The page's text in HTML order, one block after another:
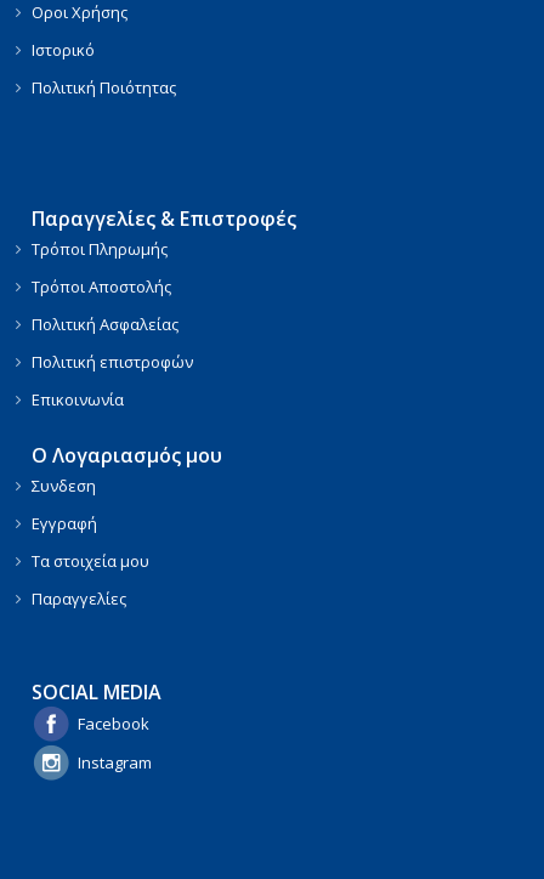
Οροι Χρήσης
Ιστορικό
Πολιτική Ποιότητας
Παραγγελίες & Επιστροφές
Τρόποι Πληρωμής
Τρόποι Αποστολής
Πολιτική Ασφαλείας
Πολιτική επιστροφών
Επικοινωνία
Ο Λογαριασμός μου
Συνδεση
Εγγραφή
Τα στοιχεία μου
Παραγγελίες
SOCIAL MEDIA
Facebook
Instagram